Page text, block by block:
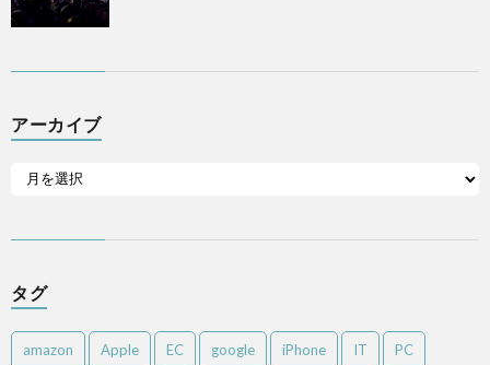
アーカイブ
タグ
amazon Apple EC google iPhone IT PC